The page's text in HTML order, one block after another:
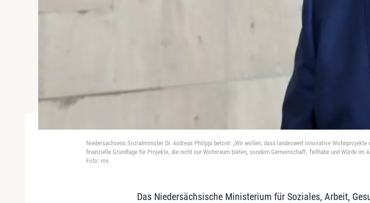
Niedersachsens Sozialminister Dr. Andreas Philippi betont: „Wir wollen, dass landesweit innovative
finanzielle Grundlage für Projekte, die nicht nur Wohnraum bieten, sondern Gemeinschaft, Teilhabe und Würde im
Foto: ms
Das Niedersächsische Ministerium für Soziales, Arbeit,